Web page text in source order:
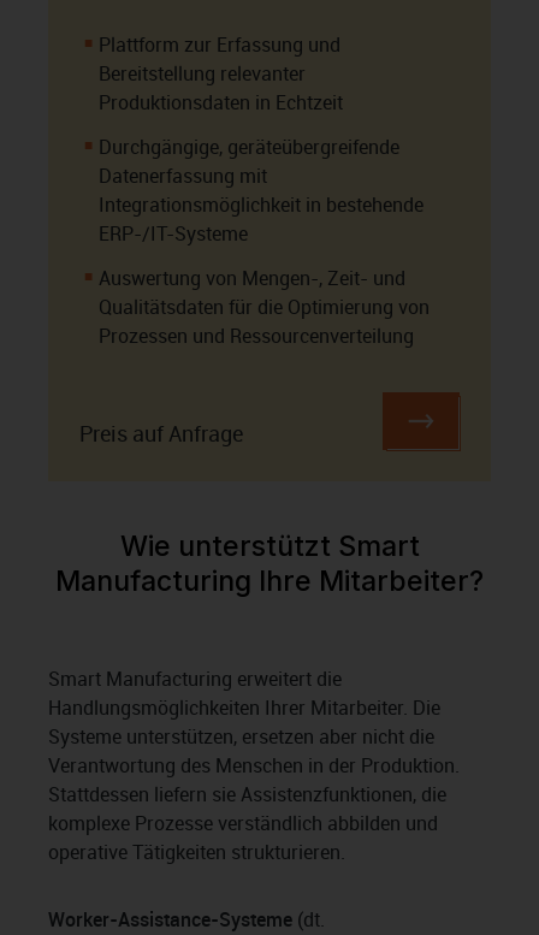
Plattform zur Erfassung und
Bereitstellung relevanter
Produktionsdaten in Echtzeit
Durchgängige, geräteübergreifende
Datenerfassung mit
Integrationsmöglichkeit in bestehende
ERP-/IT-Systeme
Auswertung von Mengen-, Zeit- und
Qualitätsdaten für die Optimierung von
Prozessen und Ressourcenverteilung
Preis auf Anfrage
Wie unterstützt Smart
Manufacturing Ihre Mitarbeiter?
Smart Manufacturing erweitert die
Handlungsmöglichkeiten Ihrer Mitarbeiter. Die
Systeme unterstützen, ersetzen aber nicht die
Verantwortung des Menschen in der Produktion.
Stattdessen liefern sie Assistenzfunktionen, die
komplexe Prozesse verständlich abbilden und
operative Tätigkeiten strukturieren.
Worker-Assistance-Systeme (dt.